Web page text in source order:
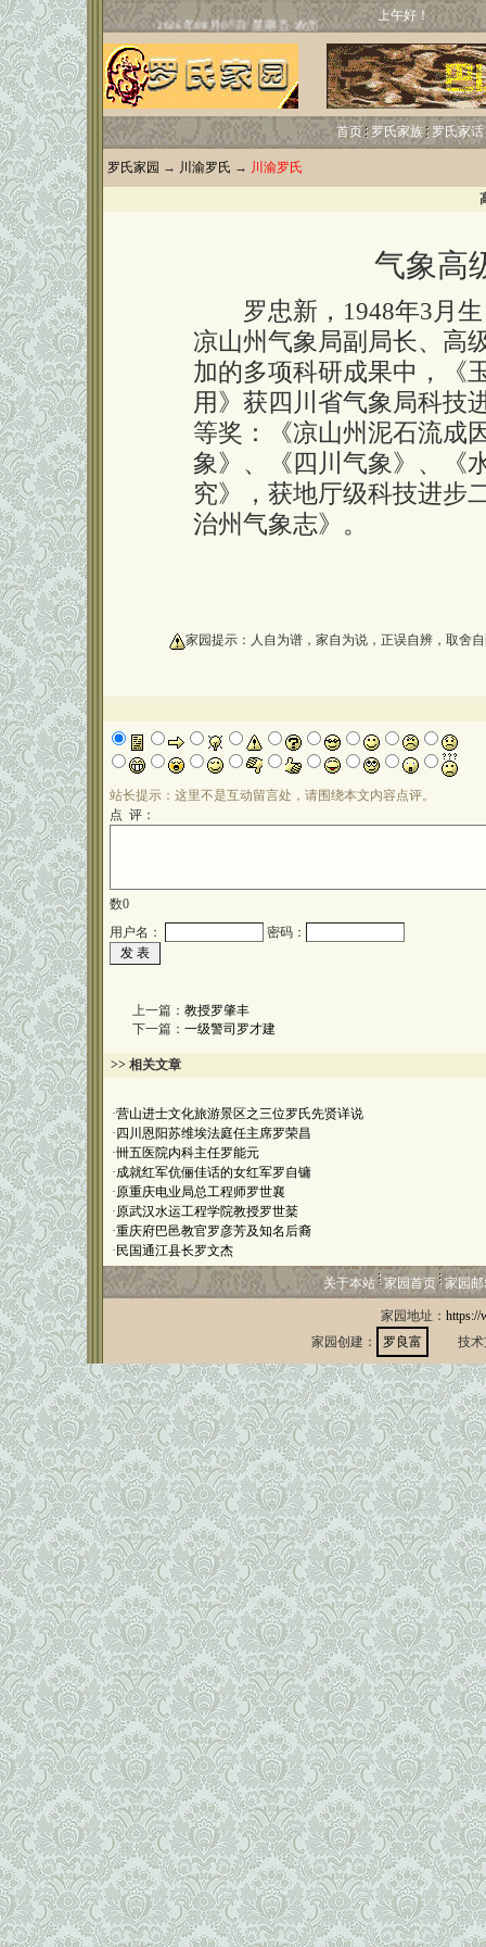
上午好！
首页 罗氏家族 罗氏家话
罗氏家园 → 川渝罗氏 → 川渝罗氏
气象高
罗忠新，1948年3月生
凉山州气象局副局长、高
加的多项科研成果中，《
用》获四川省气象局科技
等奖：《凉山州泥石流成
象》、《四川气象》、《
究》，获地厅级科技进步
治州气象志》。
家园提示：人自为谱，家自为说，正误自辨，取舍
站长提示：这里不是互动留言处，请围绕本文内容点评。
点 评：
数0
用户名：
密码：
上一篇： 教授罗肇丰
下一篇： 一级警司罗才建
>> 相关文章
·营山进士文化旅游景区之三位罗氏先贤详说
· 四川恩阳苏维埃法庭任主席罗荣昌
·卌五医院内科主任罗能元
·成就红军伉俪佳话的女红军罗自镛
·原重庆电业局总工程师罗世襄
·原武汉水运工程学院教授罗世棻
·重庆府巴邑教官罗彦芳及知名后裔
· 民国通江县长罗文杰
关于本站 家园首页 家园
家园地址： https://
家园创建：
罗良富 技术